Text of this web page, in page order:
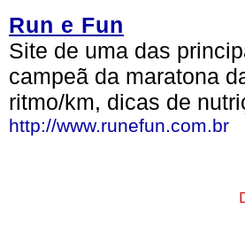
Run e Fun
Site de uma das
campeã da maratona
ritmo/km, dicas de
http://www.runefun.com.br